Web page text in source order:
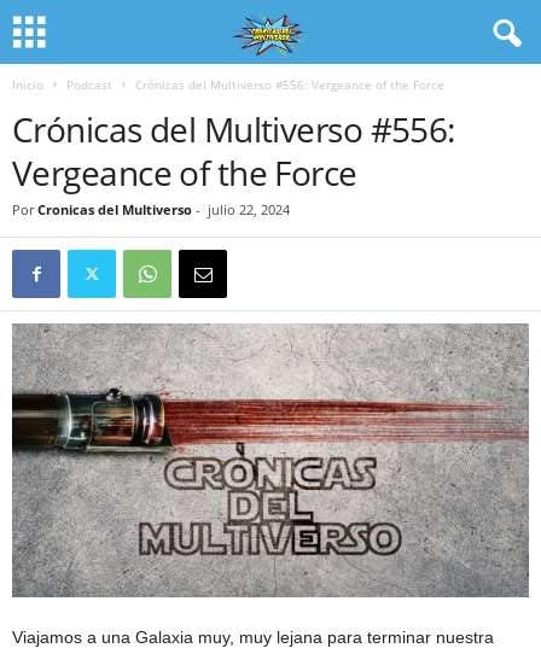
Inicio Podcast Crónicas del Multiverso #556: Vergeance of the Force
Crónicas del Multiverso #556:
Vergeance of the Force
Por Cronicas del Multiverso - julio 22, 2024
Viajamos a una Galaxia muy, muy lejana para terminar nuestra